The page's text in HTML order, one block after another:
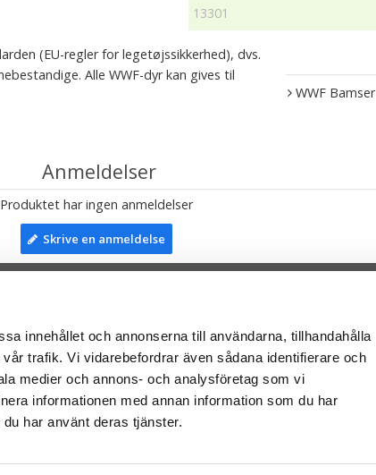
innehållet och annonserna till användarna, tillhandahålla
trafik. Vi vidarebefordrar även sådana identifierare och
medier och annons- och analysföretag som vi
informationen med annan information som du har
har använt deras tjänster.
13301
(EU-regler for legetøjssikkerhed), dvs.
Alle WWF-dyr kan gives til
WWF Bamser
Anmeldelser
Produktet har ingen anmeldelser
Skrive en anmeldelse
Facebook
Instagram